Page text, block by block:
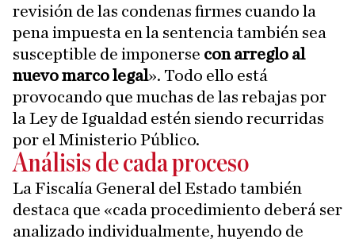
revisión de las condenas firmes cuando la
pena impuesta en la sentencia también sea
susceptible de imponerse con arreglo al
nuevo marco legal». Todo ello está
provocando que muchas de las rebajas por
la Ley de Igualdad estén siendo recurridas
por el Ministerio Público.
Análisis de cada proceso
La Fiscalía General del Estado también
destaca que «cada procedimiento deberá ser
analizado individualmente, huyendo de